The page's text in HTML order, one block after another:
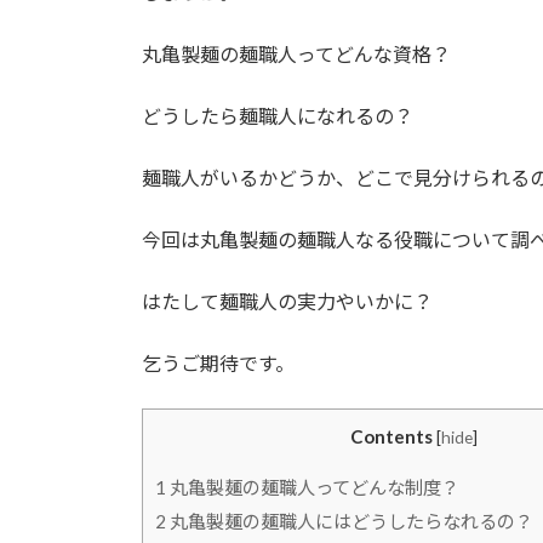
丸亀製麺の麺職人ってどんな資格？
どうしたら麺職人になれるの？
麺職人がいるかどうか、どこで見分けられる
今回は丸亀製麺の麺職人なる役職について調
はたして麺職人の実力やいかに？
乞うご期待です。
Contents [hide]
1 丸亀製麺の麺職人ってどんな制度？
2 丸亀製麺の麺職人にはどうしたらなれるの？